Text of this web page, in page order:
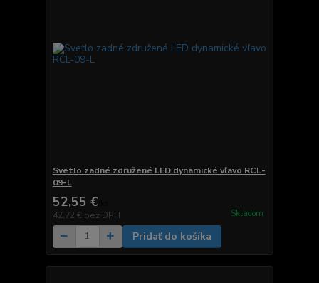
Svetlo zadné združené LED dynamické vľavo RCL-
09-L
52,55 €
42,72 € bez DPH Skladom
Pridať do košíka